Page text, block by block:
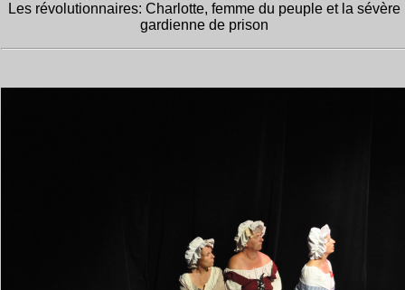
Les révolutionnaires: Charlotte, femme du peuple et la sévère
gardienne de prison